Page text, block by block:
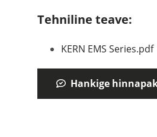
Tehniline teave:
KERN EMS Series.pdf
Hankige